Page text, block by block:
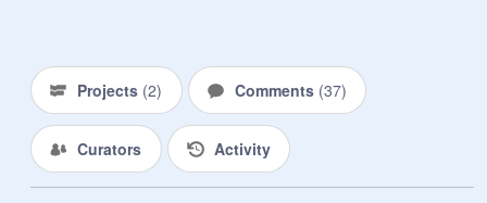
@Mickun
@reirei0530
@d_bo_o
kamitarou1234
Projects (2) Comments (37)
Curators Activity